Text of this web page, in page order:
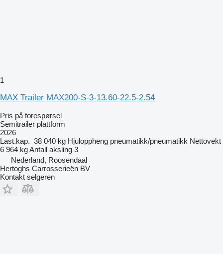
1
MAX Trailer MAX200-S-3-13.60-22.5-2.54
Pris på forespørsel
Semitrailer plattform
2026
Last.kap. 38 040 kg Hjuloppheng pneumatikk/pneumatikk Nettovekt
6 964 kgAntall aksling 3
Nederland, Roosendaal
Hertoghs Carrosserieën BV
Kontakt selgeren